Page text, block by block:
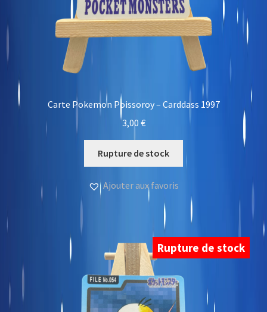
Carte Pokemon Poissoroy – Carddass 1997
3,00 €
Rupture de stock
Ajouter aux favoris
Rupture de stock